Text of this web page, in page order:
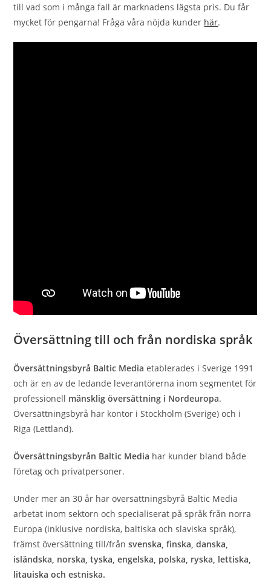
till vad som i många fall är marknadens lägsta pris. Du får
mycket för pengarna! Fråga våra nöjda kunder här.
Översättning till och från nordiska språk
Översättningsbyrå Baltic Media etablerades i Sverige 1991
och är en av de ledande leverantörerna inom segmentet för
professionell mänsklig översättning i Nordeuropa.
Översättningsbyrå har kontor i Stockholm (Sverige) och i
Riga (Lettland).
Översättningsbyrån Baltic Media har kunder bland både
företag och privatpersoner.
Under mer än 30 år har översättningsbyrå Baltic Media
arbetat inom sektorn och specialiserat på språk från norra
Europa (inklusive nordiska, baltiska och slaviska språk),
främst översättning till/frånsvenska, finska, danska,
isländska, norska, tyska, engelska, polska, ryska, lettiska,
litauiska och estniska.